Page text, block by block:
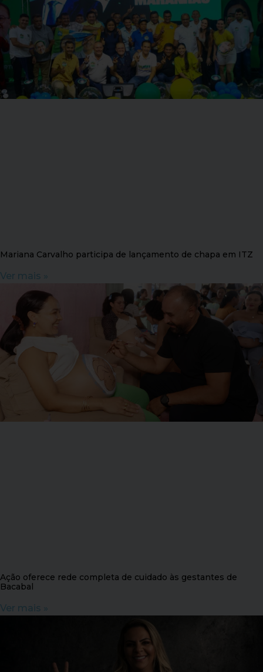
Mariana Carvalho participa de lançamento de chapa em ITZ
Ver mais »
Ação oferece rede completa de cuidado às gestantes de
Bacabal
Ver mais »